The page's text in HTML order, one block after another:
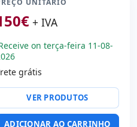
UNITÁRIO
€ + IVA
on terça-feira 11-08-
grátis
VER PRODUTOS
ADICIONAR AO CARRINHO